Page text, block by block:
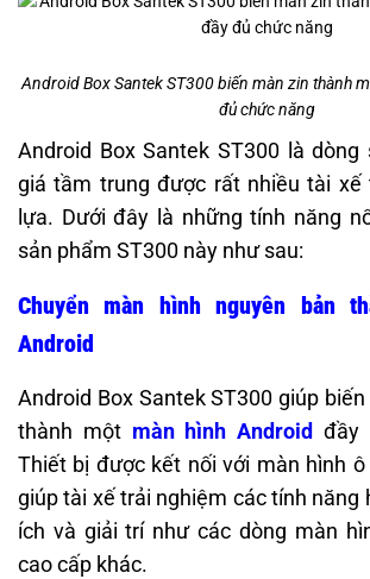
Android Box Santek ST300 biến màn zin thành
đủ chức năng
Android Box Santek ST300 là
giá tầm trung được rất nhiều tài xế
lựa. Dưới đây là những tính năng
sản phẩm ST300 này như sau:
Chuyển màn hình nguyên bản
Android
Android Box Santek ST300 giúp
thành một màn hình Android đầy
Thiết bị được kết nối với màn hình ô
giúp tài xế trải nghiệm các tính năng
ích và giải trí như các dòng màn
cao cấp khác.